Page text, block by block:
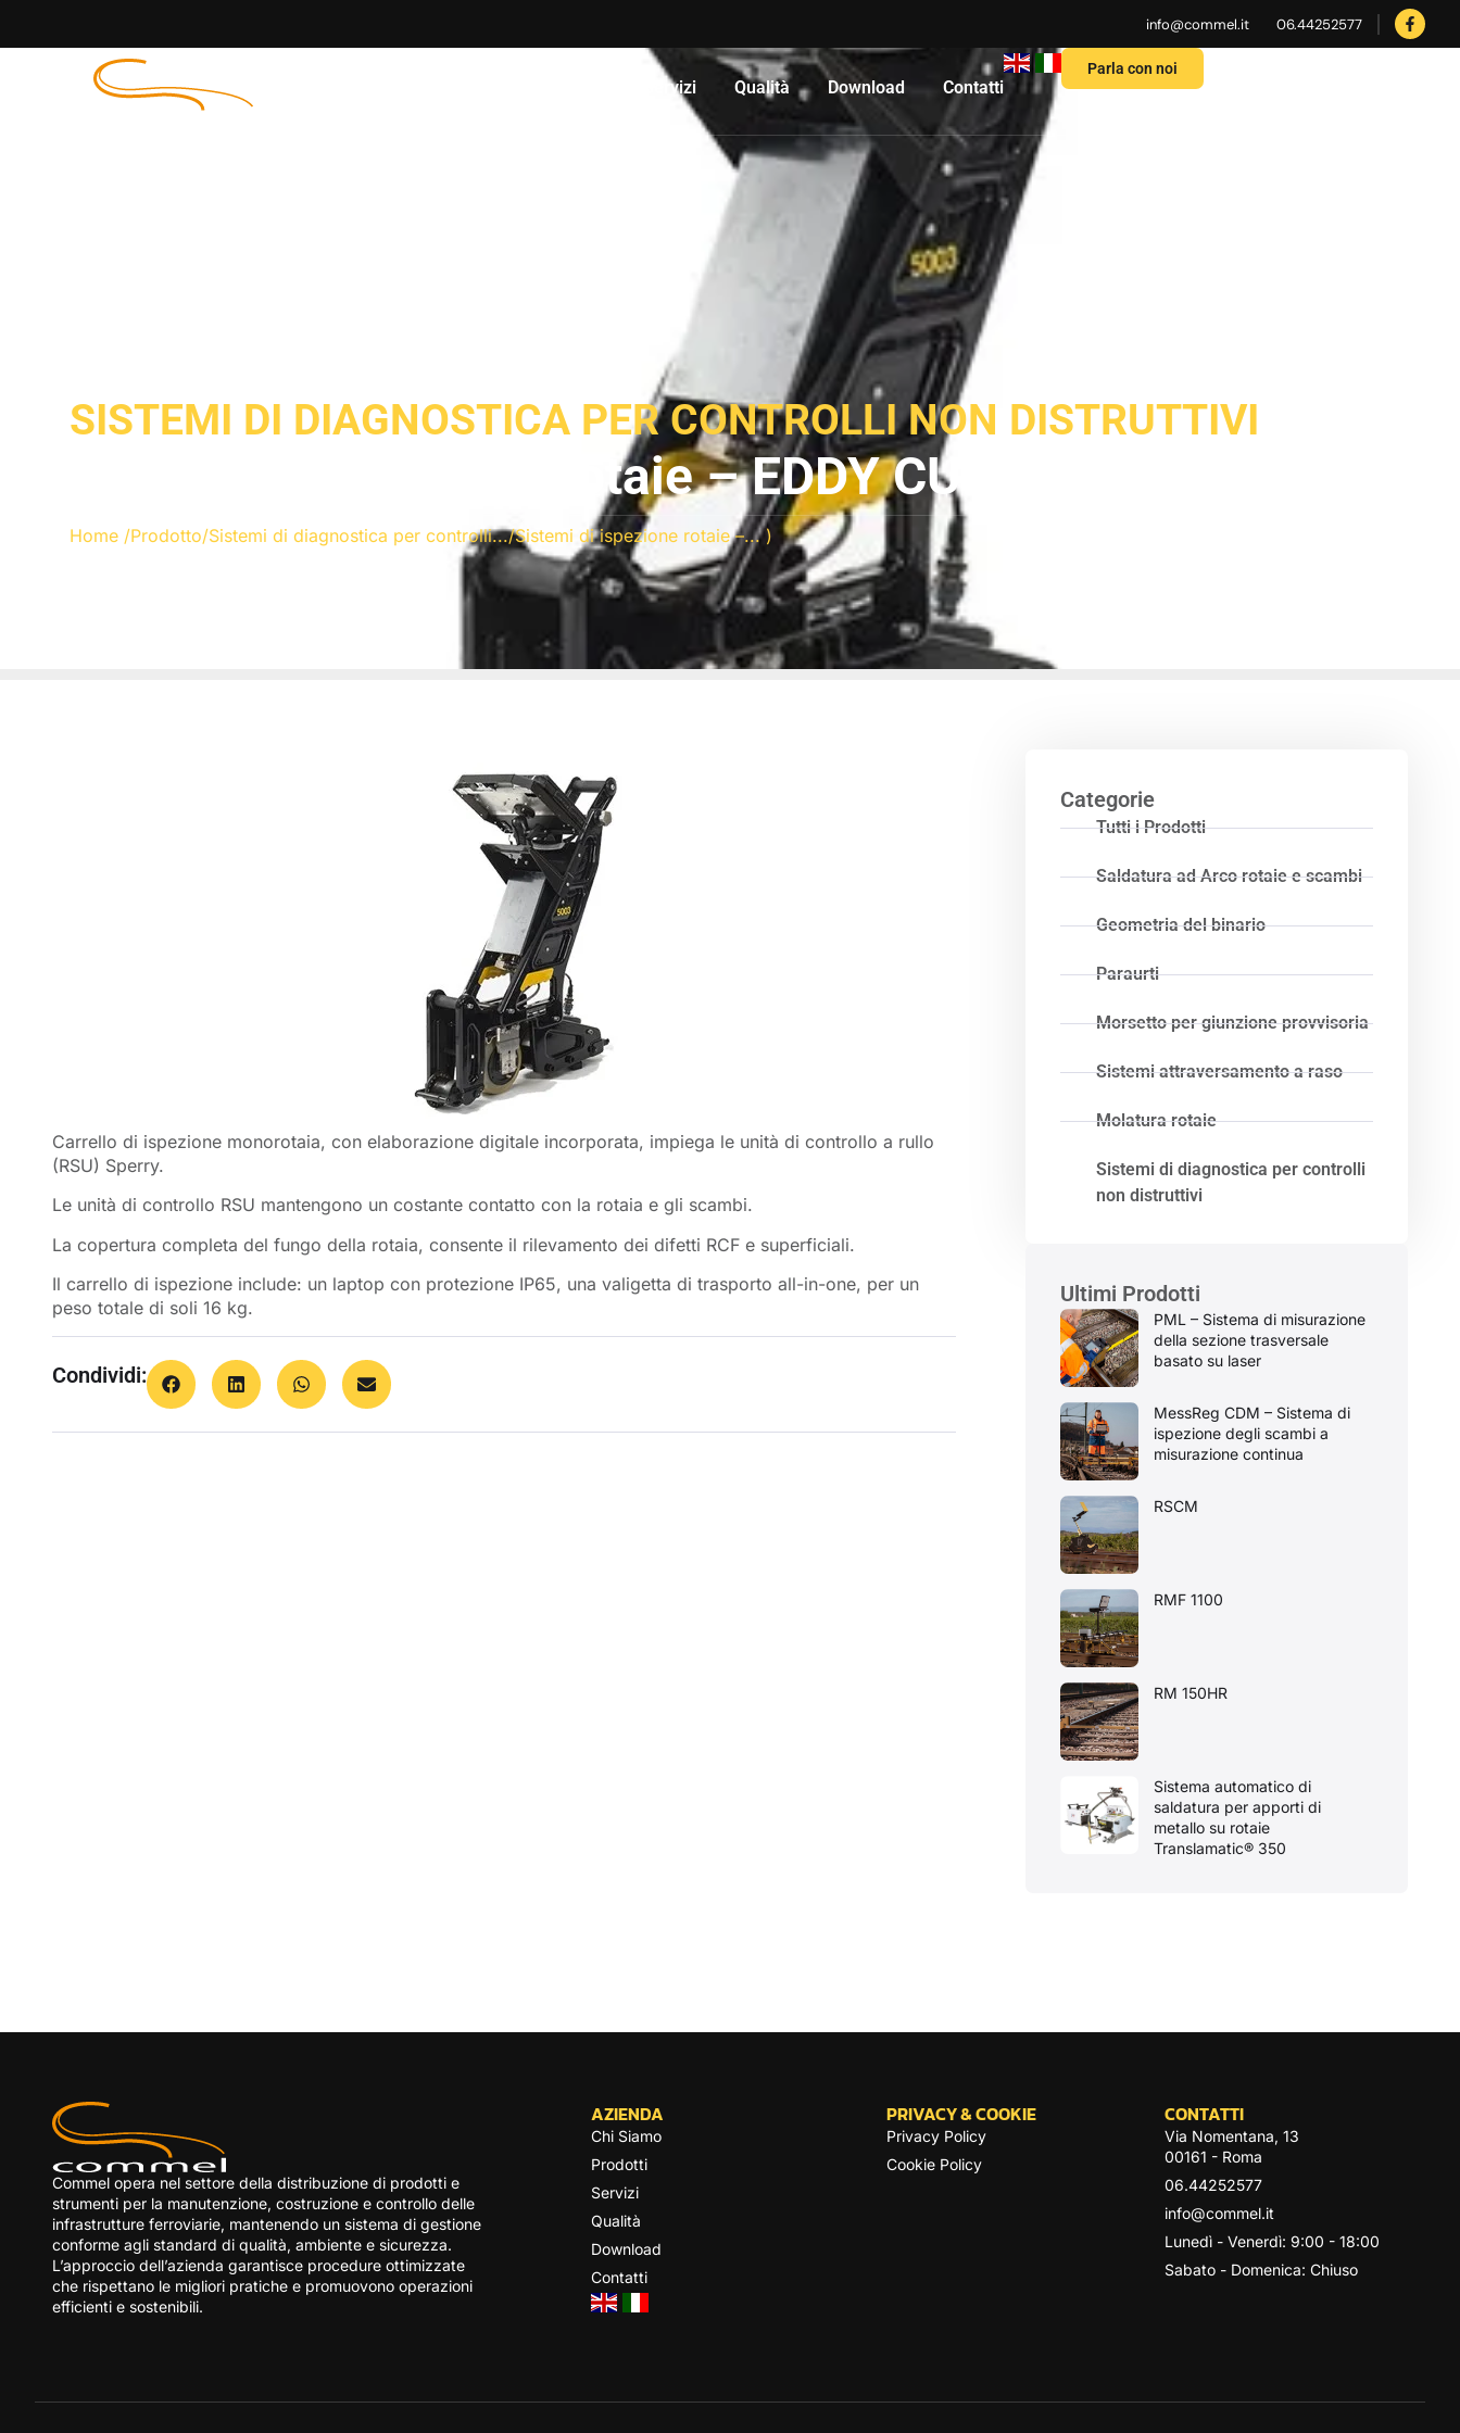
info@commel.it 06.44252577
Servizi Qualità Download Contatti
Parla con noi
SISTEMI DI DIAGNOSTICA PER CONTROLLI NON DISTRUTTIVI
Sistemi di ispezione rotaie – EDDY CURRENT
Home /Prodotto/Sistemi di diagnostica per controlli.../Sistemi di ispezione rotaie –... )
Carrello di ispezione monorotaia, con elaborazione digitale incorporata, impiega le unità di controllo a rullo
(RSU) Sperry.
Le unità di controllo RSU mantengono un costante contatto con la rotaia e gli scambi.
La copertura completa del fungo della rotaia, consente il rilevamento dei difetti RCF e superficiali.
Il carrello di ispezione include: un laptop con protezione IP65, una valigetta di trasporto all-in-one, per un
peso totale di soli 16 kg.
Condividi:
Categorie
Tutti i Prodotti
Saldatura ad Arco rotaie e scambi
Geometria del binario
Paraurti
Morsetto per giunzione provvisoria
Sistemi attraversamento a raso
Molatura rotaie
Sistemi di diagnostica per controlli
non distruttivi
Ultimi Prodotti
PML – Sistema di misurazione
della sezione trasversale
basato su laser
MessReg CDM – Sistema di
ispezione degli scambi a
misurazione continua
RSCM
RMF 1100
RM 150HR
Sistema automatico di
saldatura per apporti di
metallo su rotaie
Translamatic® 350
Commel opera nel settore della distribuzione di prodotti e
strumenti per la manutenzione, costruzione e controllo delle
infrastrutture ferroviarie, mantenendo un sistema di gestione
conforme agli standard di qualità, ambiente e sicurezza.
L’approccio dell’azienda garantisce procedure ottimizzate
che rispettano le migliori pratiche e promuovono operazioni
efficienti e sostenibili.
AZIENDA
Chi Siamo
Prodotti
Servizi
Qualità
Download
Contatti
PRIVACY & COOKIE
Privacy Policy
Cookie Policy
CONTATTI
Via Nomentana, 13
00161 - Roma
06.44252577
info@commel.it
Lunedì - Venerdì: 9:00 - 18:00
Sabato - Domenica: Chiuso